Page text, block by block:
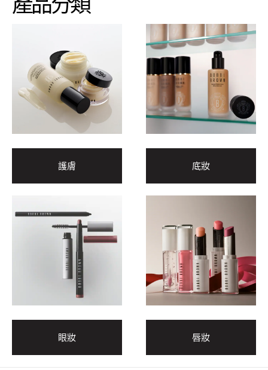
護膚 底妝
眼妝 唇妝